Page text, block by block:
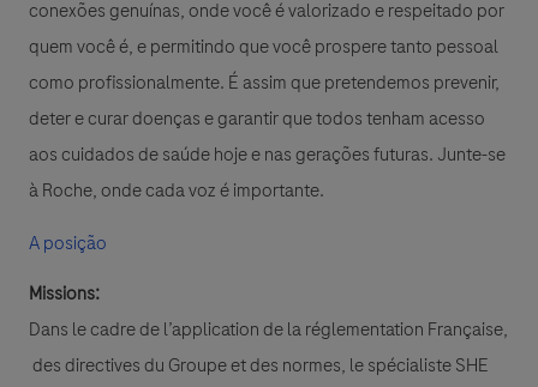
conexões genuínas, onde você é valorizado e respeitado por
quem você é, e permitindo que você prospere tanto pessoal
como profissionalmente. É assim que pretendemos prevenir,
deter e curar doenças e garantir que todos tenham acesso
aos cuidados de saúde hoje e nas gerações futuras. Junte-se
à Roche, onde cada voz é importante.
A posição
Missions:
Dans le cadre de l’application de la réglementation Française,
des directives du Groupe et des normes, le spécialiste SHE